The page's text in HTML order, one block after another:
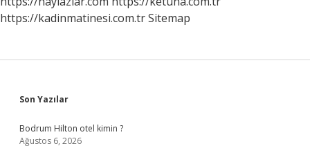
https://kadinmatinesi.com.trSitemap
Sidebar
Son Yazılar
Bodrum Hilton otel kimin ?
Ağustos 6, 2026